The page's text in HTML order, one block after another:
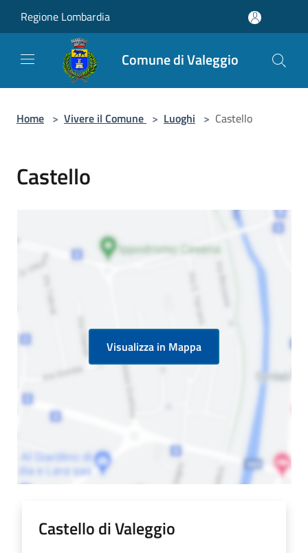
Regione Lombardia
Comune di Valeggio
Home > Vivere il Comune > Luoghi > Castello
Castello
Visualizza in Mappa
Castello di Valeggio